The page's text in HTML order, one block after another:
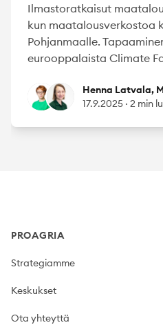
Ilmastoratkaisut
kun maatalousverkostoa
Pohjanmaalle.
eurooppalaista Climate
Henna Latvala
Maria Suomela
Henna Latvala,
17.9.2025 · 2 min
PROAGRIA
Strategiamme
Keskukset
Ota yhteyttä